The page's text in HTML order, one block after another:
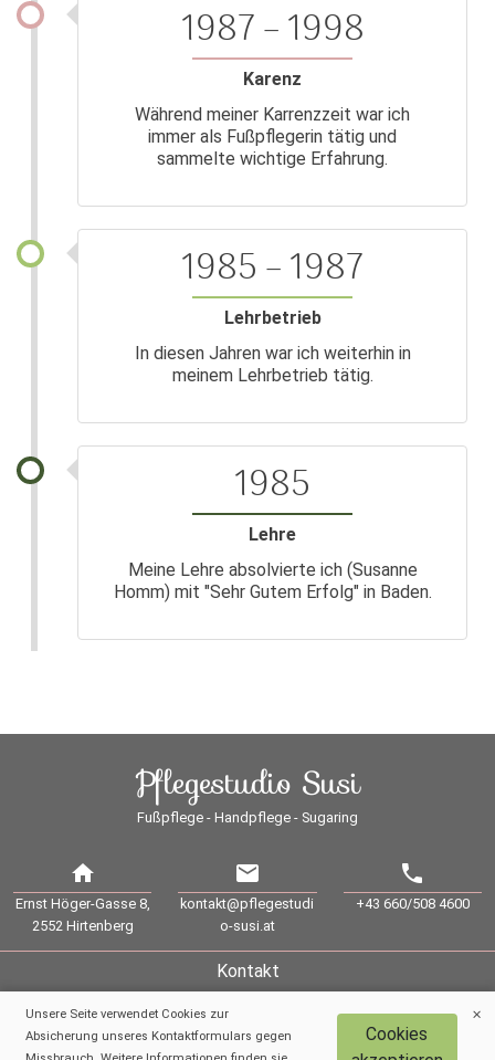
1987 – 1998
Karenz
Während meiner Karrenzzeit war ich
immer als Fußpflegerin tätig und
sammelte wichtige Erfahrung.
1985 – 1987
Lehrbetrieb
In diesen Jahren war ich weiterhin in
meinem Lehrbetrieb tätig.
1985
Lehre
Meine Lehre absolvierte ich (Susanne
Homm) mit "Sehr Gutem Erfolg" in Baden.
Pflegestudio Susi
Fußpflege - Handpflege - Sugaring
home
Ernst Höger-Gasse 8,
2552 Hirtenberg
mail
kontakt@pflegestudi
o-susi.at
phone
+43 660/508 4600
Kontakt
Impressum
AGB
Unsere Seite verwendet Cookies zur
Absicherung unseres Kontaktformulars gegen
Cookies